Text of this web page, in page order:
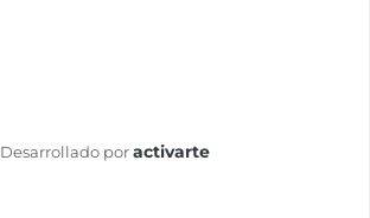
Desarrollado por activarte